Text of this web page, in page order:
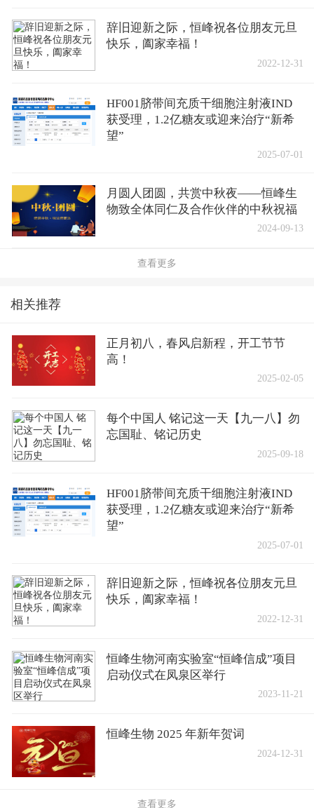
辞旧迎新之际，恒峰祝各位朋友元旦
快乐，阖家幸福！
2022-12-31
HF001脐带间充质干细胞注射液IND
获受理，1.2亿糖友或迎来治疗“新希
望”
2025-07-01
月圆人团圆，共赏中秋夜——恒峰生
物致全体同仁及合作伙伴的中秋祝福
2024-09-13
查看更多
相关推荐
正月初八，春风启新程，开工节节
高！
2025-02-05
每个中国人 铭记这一天【九一八】勿
忘国耻、铭记历史
2025-09-18
HF001脐带间充质干细胞注射液IND
获受理，1.2亿糖友或迎来治疗“新希
望”
2025-07-01
辞旧迎新之际，恒峰祝各位朋友元旦
快乐，阖家幸福！
2022-12-31
恒峰生物河南实验室“恒峰信成”项目
启动仪式在凤泉区举行
2023-11-21
恒峰生物 2025 年新年贺词
2024-12-31
查看更多